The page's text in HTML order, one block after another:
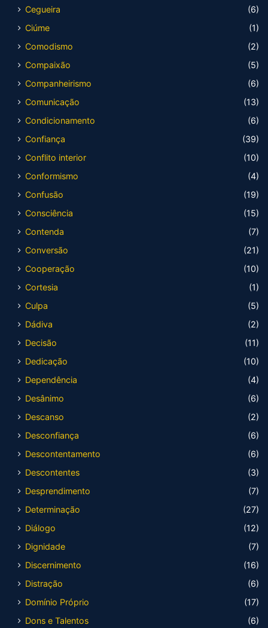
Cegueira
(6)
Ciúme
(1)
Comodismo
(2)
Compaixão
(5)
Companheirismo
(6)
Comunicação
(13)
Condicionamento
(6)
Confiança
(39)
Conflito interior
(10)
Conformismo
(4)
Confusão
(19)
Consciência
(15)
Contenda
(7)
Conversão
(21)
Cooperação
(10)
Cortesia
(1)
Culpa
(5)
Dádiva
(2)
Decisão
(11)
Dedicação
(10)
Dependência
(4)
Desânimo
(6)
Descanso
(2)
Desconfiança
(6)
Descontentamento
(6)
Descontentes
(3)
Desprendimento
(7)
Determinação
(27)
Diálogo
(12)
Dignidade
(7)
Discernimento
(16)
Distração
(6)
Domínio Próprio
(17)
Dons e Talentos
(6)